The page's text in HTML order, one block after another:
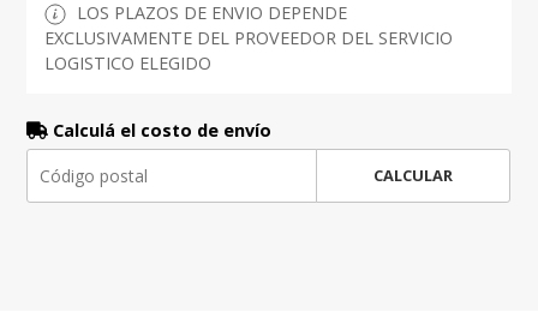
LOS PLAZOS DE ENVIO DEPENDE
EXCLUSIVAMENTE DEL PROVEEDOR DEL SERVICIO
LOGISTICO ELEGIDO
Calculá el costo de envío
CALCULAR